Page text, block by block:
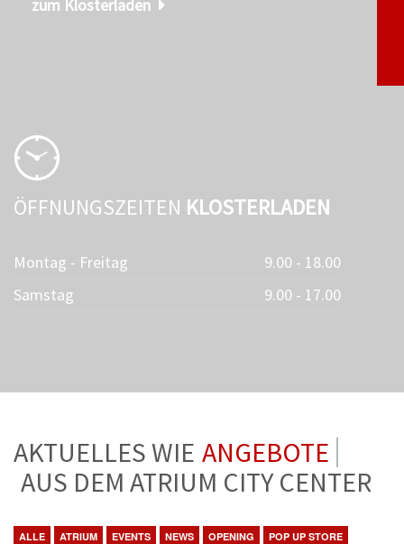
zum Klosterladen
ÖFFNUNGSZEITEN KLOSTERLADEN
Montag - Freitag
9.00 - 18.00
Samstag
9.00 - 17.00
AKTUELLES WIE ANGEBOTE
AUS DEM ATRIUM CITY CENTER
ALLE ATRIUM EVENTS NEWS OPENING POP UP STORE